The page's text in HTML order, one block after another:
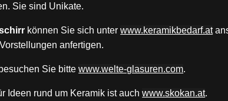
Sie sind Unikate.
können Sie sich unterwww.keramikbedarf.at
anfertigen.
besuchen Sie bittewww.welte-glasuren.com.
Ideen rund um Keramik ist auchwww.skokan.at.